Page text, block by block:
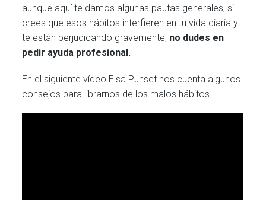
aunque aquí te damos algunas pautas generales, si
crees que esos hábitos interfieren en tu vida diaria y
te están perjudicando gravemente, no dudes en
pedir ayuda profesional.
En el siguiente vídeo Elsa Punset nos cuenta algunos
consejos para librarnos de los malos hábitos.